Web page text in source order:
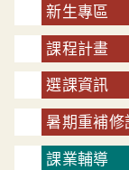
新生專區
課程計畫
選課資訊
暑期重補修
課業輔導